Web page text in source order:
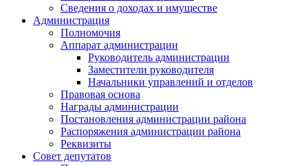
Сведения о доходах и имуществе
Администрация
Полномочия
Аппарат администрации
Руководитель администрации
Заместители руководителя
Начальники управлений и отделов
Правовая основа
Награды администрации
Постановления администрации района
Распоряжения администрации района
Реквизиты
Совет депутатов